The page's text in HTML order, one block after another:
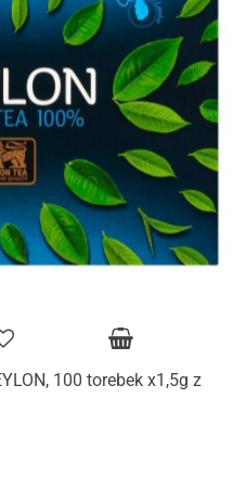
100 torebek x1,5g z